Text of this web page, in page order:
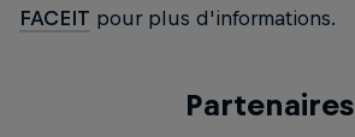
FACEIT pour plus d'informations.
Partenaires